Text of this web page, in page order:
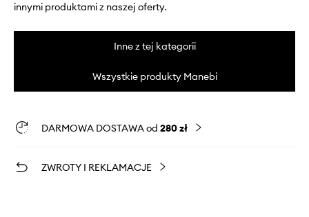
innymi produktami z naszej oferty.
Inne z tej kategorii
Wszystkie produkty Manebi
DARMOWA DOSTAWA od 280 zł
ZWROTY I REKLAMACJE